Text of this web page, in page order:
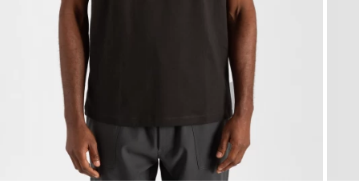
Inspire-se
ES EN FR